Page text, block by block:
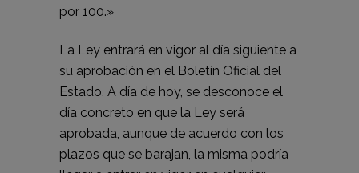
por 100.»
La Ley entrará en vigor al día siguiente a
su aprobación en el Boletín Oficial del
Estado. A día de hoy, se desconoce el
día concreto en que la Ley será
aprobada, aunque de acuerdo con los
plazos que se barajan, la misma podría